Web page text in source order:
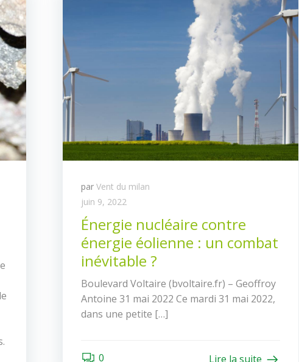
par Vent du milan
juin 9, 2022
Énergie nucléaire contre
énergie éolienne : un combat
inévitable ?
Boulevard Voltaire (bvoltaire.fr) – Geoffroy
Antoine 31 mai 2022 Ce mardi 31 mai 2022,
dans une petite […]
0 Lire la suite